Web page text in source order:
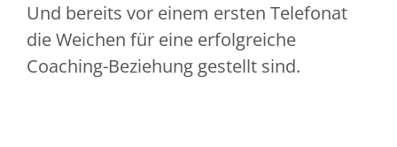
Und bereits vor einem ersten Telefonat
die Weichen für eine erfolgreiche
Coaching-Beziehung gestellt sind.